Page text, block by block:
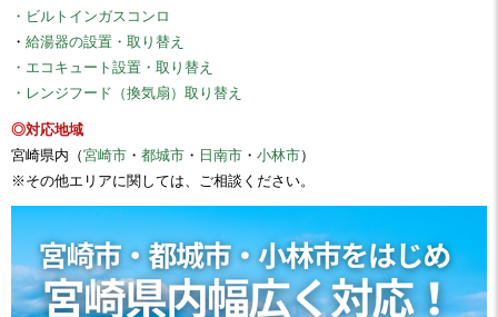
・ビルトインガスコンロ
・ 給湯器の設置・取り替え
・エコキュート設置・取り替え
・レンジフード（換気扇）取り替え
◎対応地域
宮崎県内（宮崎市 ・ 都城市 ・ 日南市 ・ 小林市）
※その他エリアに関しては、ご相談ください。